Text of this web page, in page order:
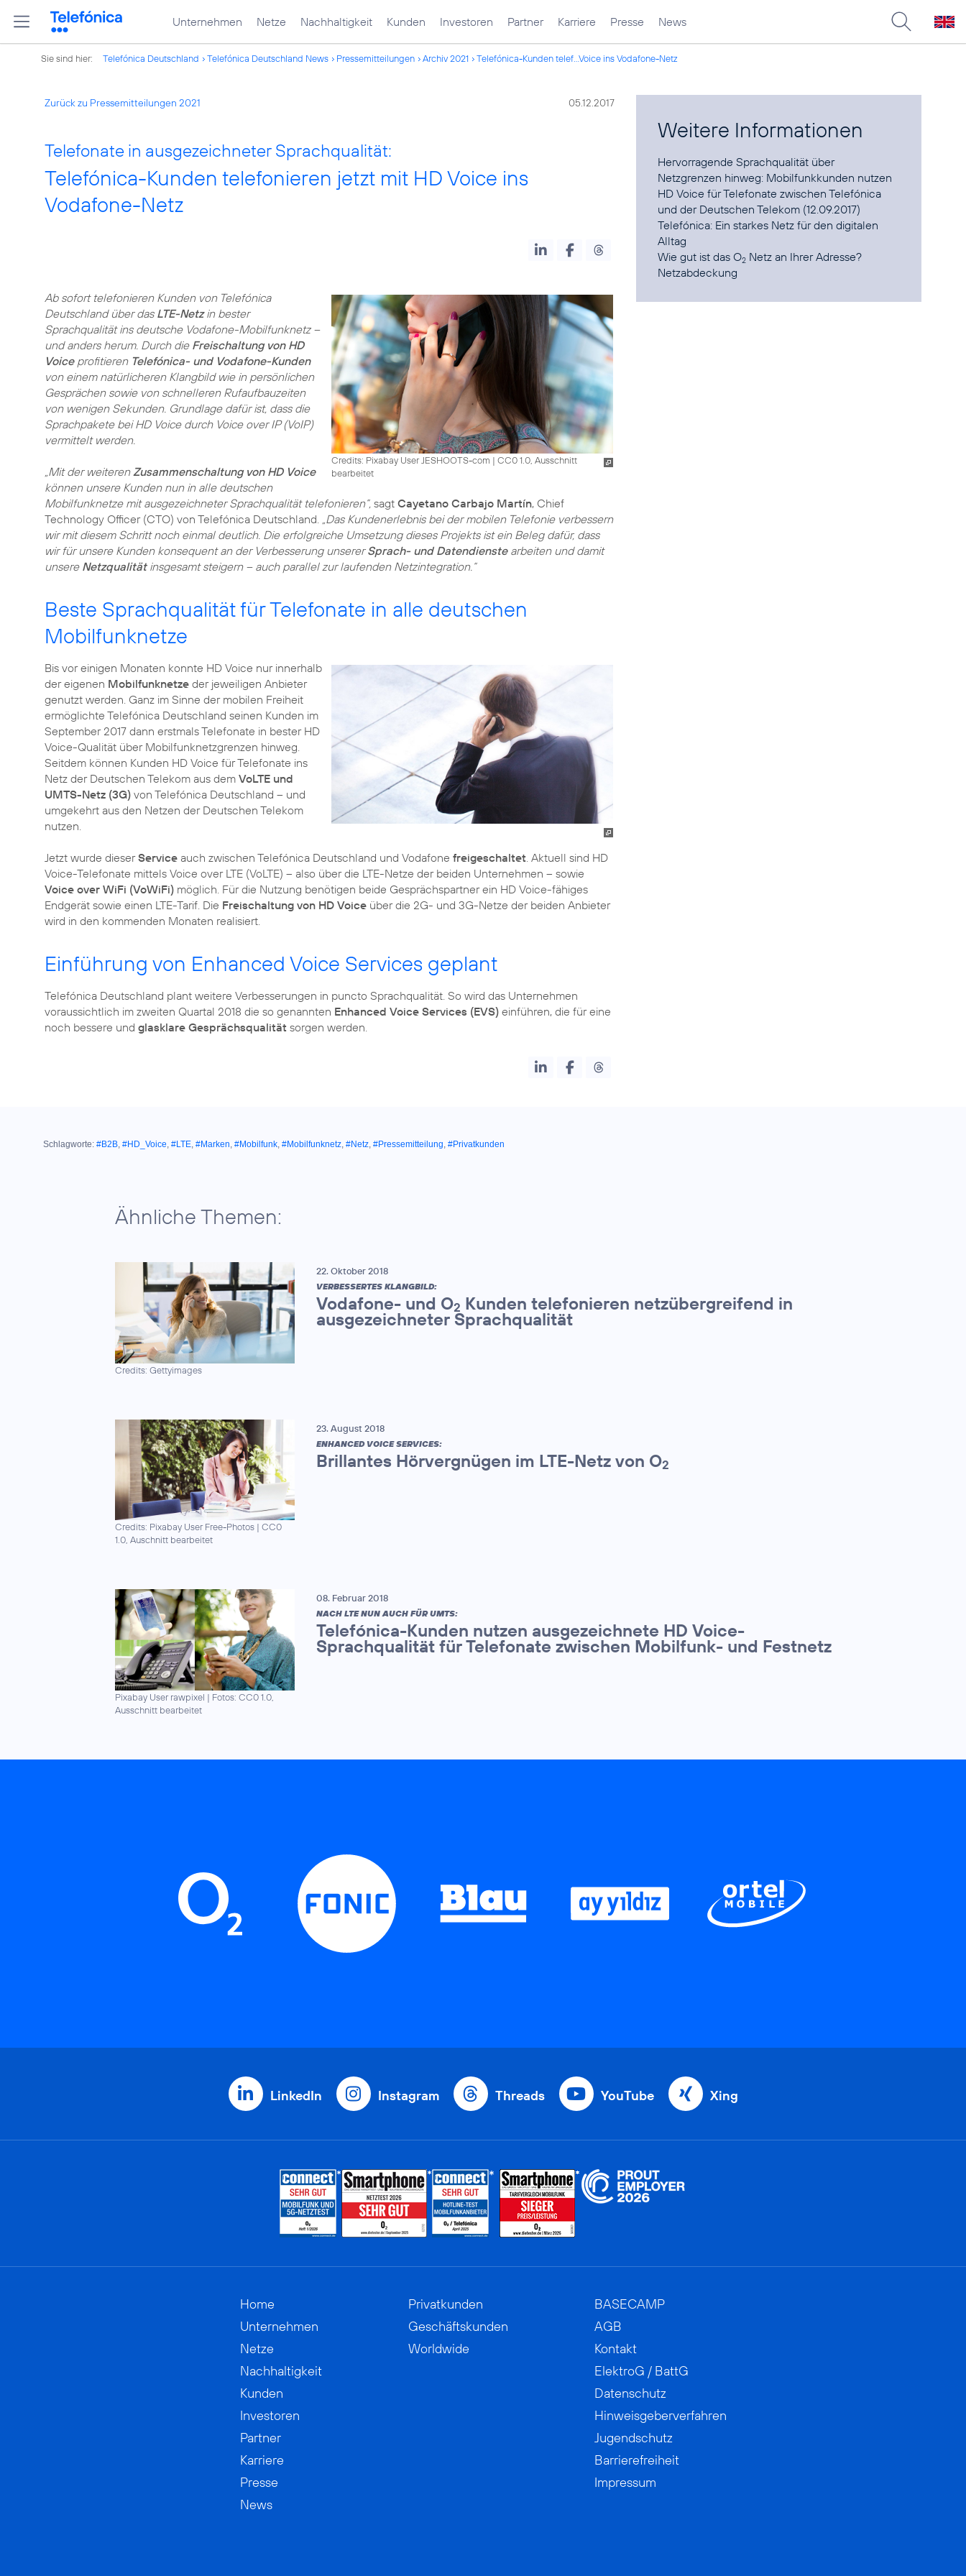
Unternehmen Netze Nachhaltigkeit Kunden Investoren Partner Karriere Presse News
Sie sind hier: Telefónica Deutschland Telefónica Deutschland News Pressemitteilungen Archiv 2021 Telefónica-Kunden telef...Voice ins Vodafone-Netz
Zurück zu Pressemitteilungen 2021 05.12.2017
Telefonate in ausgezeichneter Sprachqualität:
Telefónica-Kunden telefonieren jetzt mit HD Voice ins
Vodafone-Netz
Credits: Pixabay User JESHOOTS-com | CC0 1.0, Ausschnitt
bearbeitet
Ab sofort telefonieren Kunden von Telefónica
Deutschland über das LTE-Netzin bester
Sprachqualität ins deutsche Vodafone-Mobilfunknetz –
und anders herum. Durch die Freischaltung von HD
Voiceprofitieren Telefónica- und Vodafone-Kunden
von einem natürlicheren Klangbild wie in persönlichen
Gesprächen sowie von schnelleren Rufaufbauzeiten
von wenigen Sekunden. Grundlage dafür ist, dass die
Sprachpakete bei HD Voice durch Voice over IP (VoIP)
vermittelt werden.
„Mit der weiterenZusammenschaltung von HD Voice
können unsere Kunden nun in alle deutschen
Mobilfunknetze mit ausgezeichneter Sprachqualität telefonieren“, sagt Cayetano Carbajo Martín, Chief
Technology Officer (CTO) von Telefónica Deutschland. „Das Kundenerlebnis bei der mobilen Telefonie verbessern
wir mit diesem Schritt noch einmal deutlich. Die erfolgreiche Umsetzung dieses Projekts ist ein Beleg dafür, dass
wir für unsere Kunden konsequent an der Verbesserung unsererSprach- und Datendienstearbeiten und damit
unsere Netzqualitätinsgesamt steigern – auch parallel zur laufenden Netzintegration.“
Beste Sprachqualität für Telefonate in alle deutschen
Mobilfunknetze
Bis vor einigen Monaten konnte HD Voice nur innerhalb
der eigenen Mobilfunknetze der jeweiligen Anbieter
genutzt werden. Ganz im Sinne der mobilen Freiheit
ermöglichte Telefónica Deutschland seinen Kunden im
September 2017 dann erstmals Telefonate in bester HD
Voice-Qualität über Mobilfunknetzgrenzen hinweg.
Seitdem können Kunden HD Voice für Telefonate ins
Netz der Deutschen Telekom aus dem VoLTE und
UMTS-Netz (3G) von Telefónica Deutschland – und
umgekehrt aus den Netzen der Deutschen Telekom
nutzen.
Jetzt wurde dieserService auch zwischen Telefónica Deutschland und Vodafone freigeschaltet. Aktuell sind HD
Voice-Telefonate mittels Voice over LTE (VoLTE) – also über die LTE-Netze der beiden Unternehmen – sowie
Voice over WiFi (VoWiFi) möglich. Für die Nutzung benötigen beide Gesprächspartner ein HD Voice-fähiges
Endgerät sowie einen LTE-Tarif. Die Freischaltung von HD Voice über die 2G- und 3G-Netze der beiden Anbieter
wird in den kommenden Monaten realisiert.
Einführung von Enhanced Voice Services geplant
Telefónica Deutschland plant weitere Verbesserungen in puncto Sprachqualität. So wird das Unternehmen
voraussichtlich im zweiten Quartal 2018 die so genannten Enhanced Voice Services (EVS) einführen, die für eine
noch bessere und glasklare Gesprächsqualität sorgen werden.
Weitere Informationen
Hervorragende Sprachqualität über
Netzgrenzen hinweg: Mobilfunkkunden nutzen
HD Voice für Telefonate zwischen Telefónica
und der Deutschen Telekom (12.09.2017)
Telefónica: Ein starkes Netz für den digitalen
Alltag
Wie gut ist das O2 Netz an Ihrer Adresse?
Netzabdeckung
Schlagworte: #B2B, #HD_Voice, #LTE, #Marken, #Mobilfunk, #Mobilfunknetz, #Netz, #Pressemitteilung, #Privatkunden
Ähnliche Themen:
Credits: Gettyimages
22. Oktober 2018
VERBESSERTES KLANGBILD:
Vodafone- und O2 Kunden telefonieren netzübergreifend in
ausgezeichneter Sprachqualität
Credits: Pixabay User Free-Photos | CC0
1.0, Auschnitt bearbeitet
23. August 2018
ENHANCED VOICE SERVICES:
Brillantes Hörvergnügen im LTE-Netz von O2
Pixabay User rawpixel | Fotos: CC0 1.0,
Ausschnitt bearbeitet
08. Februar 2018
NACH LTE NUN AUCH FÜR UMTS:
Telefónica-Kunden nutzen ausgezeichnete HD Voice-
Sprachqualität für Telefonate zwischen Mobilfunk- und Festnetz
LinkedIn Instagram Threads YouTube Xing
Home
Unternehmen
Netze
Nachhaltigkeit
Kunden
Investoren
Partner
Karriere
Presse
News
Privatkunden
Geschäftskunden
Worldwide
BASECAMP
AGB
Kontakt
ElektroG / BattG
Datenschutz
Hinweisgeberverfahren
Jugendschutz
Barrierefreiheit
Impressum